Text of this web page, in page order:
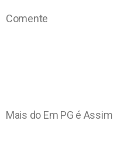
Comente
Mais do Em PG é Assim